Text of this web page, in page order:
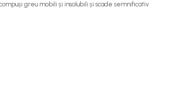
greu mobili și insolubili și scade semnificativ